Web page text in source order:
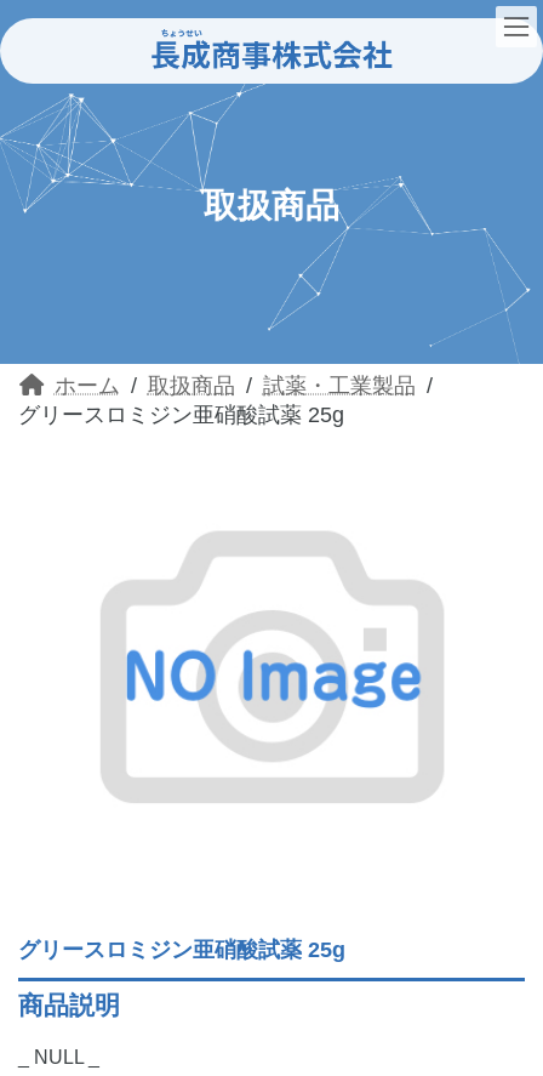
ン
テ
ン
ス
キ
ッ
ビ
ゲ
ー
ン
に
移
取扱商品
ホーム 取扱商品
試薬・工業製品
グリースロミジン亜硝酸試薬 25g
グリースロミジン亜硝酸試薬 25g
商品説明
_ NULL _